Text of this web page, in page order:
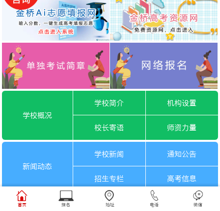
学校概况
学校简介 机构设置
校长寄语 师资力量
新闻动态
学校新闻 通知公告
招生专栏 高考信息
一月选考 六月选考
首页 报名 地址 电话 微信